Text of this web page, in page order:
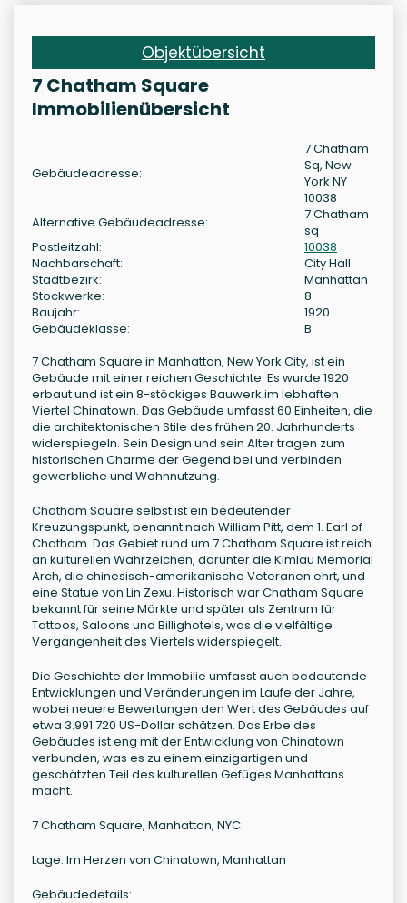
Objektübersicht
7 Chatham Square
Immobilienübersicht
Gebäudeadresse:
7 Chatham
Sq, New
York NY
10038
Alternative Gebäudeadresse:
7 Chatham
sq
Postleitzahl:
10038
Nachbarschaft:
City Hall
Stadtbezirk:
Manhattan
Stockwerke:
8
Baujahr:
1920
Gebäudeklasse:
B
7 Chatham Square in Manhattan, New York City, ist ein
Gebäude mit einer reichen Geschichte. Es wurde 1920
erbaut und ist ein 8-stöckiges Bauwerk im lebhaften
Viertel Chinatown. Das Gebäude umfasst 60 Einheiten, die
die architektonischen Stile des frühen 20. Jahrhunderts
widerspiegeln. Sein Design und sein Alter tragen zum
historischen Charme der Gegend bei und verbinden
gewerbliche und Wohnnutzung.
Chatham Square selbst ist ein bedeutender
Kreuzungspunkt, benannt nach William Pitt, dem 1. Earl of
Chatham. Das Gebiet rund um 7 Chatham Square ist reich
an kulturellen Wahrzeichen, darunter die Kimlau Memorial
Arch, die chinesisch-amerikanische Veteranen ehrt, und
eine Statue von Lin Zexu. Historisch war Chatham Square
bekannt für seine Märkte und später als Zentrum für
Tattoos, Saloons und Billighotels, was die vielfältige
Vergangenheit des Viertels widerspiegelt.
Die Geschichte der Immobilie umfasst auch bedeutende
Entwicklungen und Veränderungen im Laufe der Jahre,
wobei neuere Bewertungen den Wert des Gebäudes auf
etwa 3.991.720 US-Dollar schätzen. Das Erbe des
Gebäudes ist eng mit der Entwicklung von Chinatown
verbunden, was es zu einem einzigartigen und
geschätzten Teil des kulturellen Gefüges Manhattans
macht.
7 Chatham Square, Manhattan, NYC
Lage: Im Herzen von Chinatown, Manhattan
Gebäudedetails: